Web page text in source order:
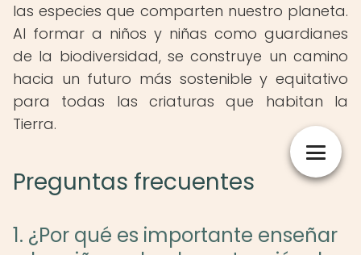
las especies que comparten nuestro planeta.
Al formar a niños y niñas como guardianes
de la biodiversidad, se construye un camino
hacia un futuro más sostenible y equitativo
para todas las criaturas que habitan la
Tierra.
Preguntas frecuentes
1. ¿Por qué es importante enseñar